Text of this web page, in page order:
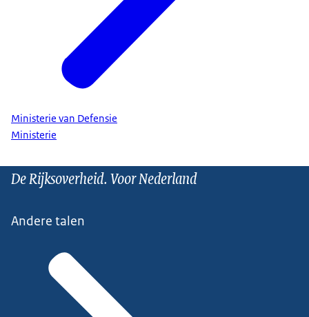
Ministerie van Defensie
Ministerie
De Rijksoverheid. Voor Nederland
Andere talen